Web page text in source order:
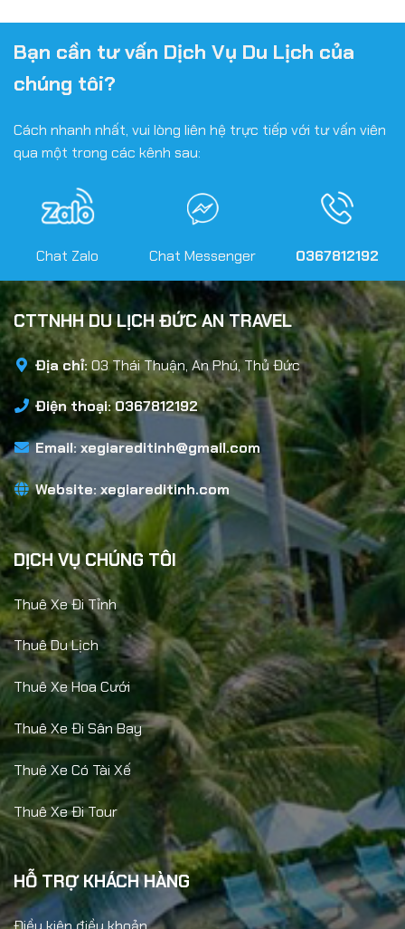
Bạn cần tư vấn Dịch Vụ Du Lịch của
chúng tôi?
Cách nhanh nhất, vui lòng liên hệ trực tiếp với tư vấn viên
qua một trong các kênh sau:
Chat Zalo Chat Messenger 0367812192
CTTNHH DU LỊCH ĐỨC AN TRAVEL
Địa chỉ:03 Thái Thuận, An Phú, Thủ Đức
Điện thoại: 0367812192
Email: xegiareditinh@gmail.com
Website: xegiareditinh.com
DỊCH VỤ CHÚNG TÔI
Thuê Xe Đi Tỉnh
Thuê Du Lịch
Thuê Xe Hoa Cưới
Thuê Xe Đi Sân Bay
Thuê Xe Có Tài Xế
Thuê Xe Đi Tour
HỖ TRỢ KHÁCH HÀNG